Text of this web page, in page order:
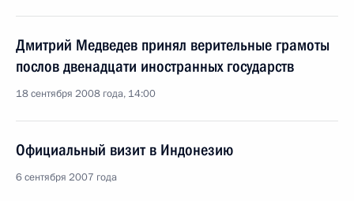
Дмитрий Медведев принял верительные грамоты
послов двенадцати иностранных государств
18 сентября 2008 года, 14:00
Официальный визит в Индонезию
6 сентября 2007 года